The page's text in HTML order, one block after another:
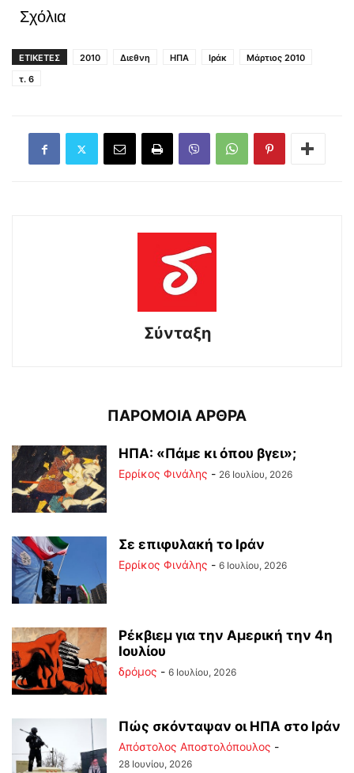
Σχόλια
ΕΤΙΚΕΤΕΣ 2010 Διεθνη ΗΠΑ Ιράκ
Μάρτιος 2010
τ. 6
Σύνταξη
ΠΑΡΟΜΟΙΑ ΑΡΘΡΑ
ΗΠΑ: «Πάμε κι όπου βγει»;
Ερρίκος Φινάλης - 26 Ιουλίου, 2026
Σε επιφυλακή το Ιράν
Ερρίκος Φινάλης - 6 Ιουλίου, 2026
Ρέκβιεμ για την Αμερική την 4η
Ιουλίου
δρόμος - 6 Ιουλίου, 2026
Πώς σκόνταψαν οι ΗΠΑ στο Ιράν
Απόστολος Αποστολόπουλος -
28 Ιουνίου, 2026